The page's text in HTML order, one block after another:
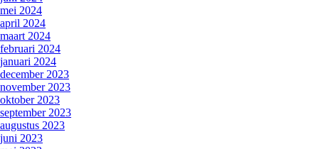
mei 2024
april 2024
maart 2024
februari 2024
januari 2024
december 2023
november 2023
oktober 2023
september 2023
augustus 2023
juni 2023